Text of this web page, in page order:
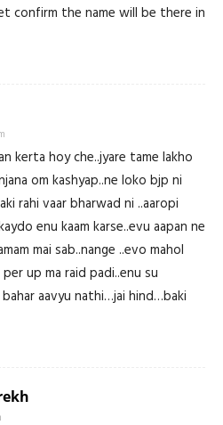
confirm the name will be there in
kerta hoy che..jyare tame lakho
om kashyap..ne loko bjp ni
rahi vaar bharwad ni ..aaropi
enu kaam karse..evu aapan ne
mai sab..nange ..evo mahol
up ma raid padi..enu su
bahar aavyu nathi…jai hind…baki